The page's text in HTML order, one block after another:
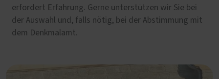
erfordert Erfahrung. Gerne unterstützen wir Sie bei
der Auswahl und, falls nötig, bei der Abstimmung mit
dem Denkmalamt.